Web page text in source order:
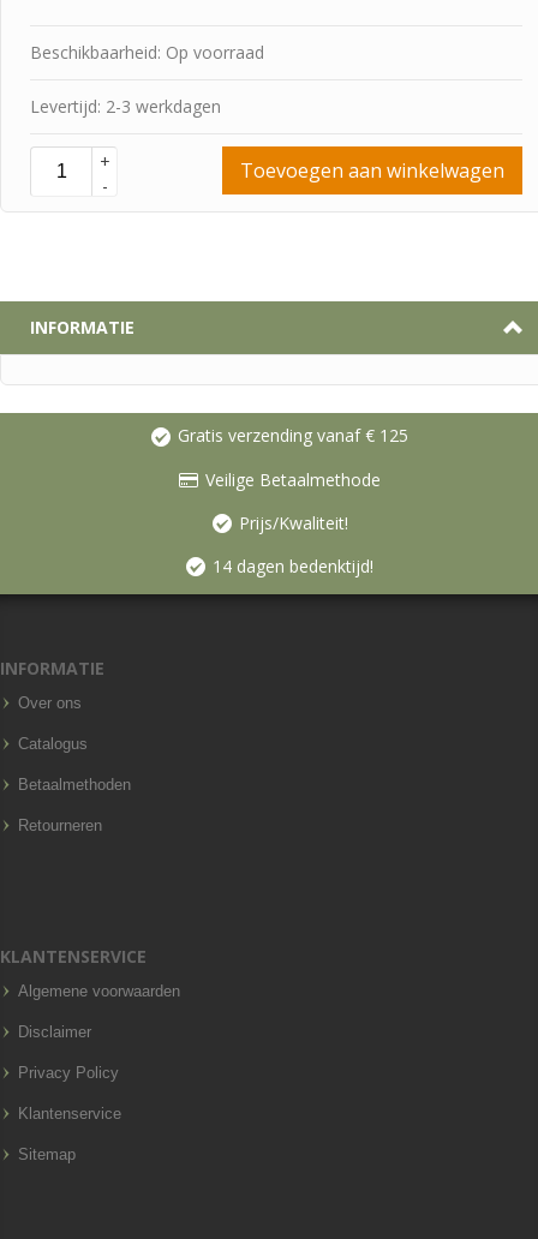
Beschikbaarheid: Op voorraad
Levertijd: 2-3 werkdagen
+
-
Toevoegen aan winkelwagen
INFORMATIE
Gratis verzending vanaf € 125
Veilige Betaalmethode
Prijs/Kwaliteit!
14 dagen bedenktijd!
INFORMATIE
Over ons
Catalogus
Betaalmethoden
Retourneren
KLANTENSERVICE
Algemene voorwaarden
Disclaimer
Privacy Policy
Klantenservice
Sitemap